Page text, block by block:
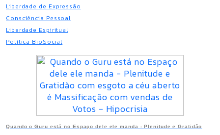
Liberdade de Expressão
Consciência Pessoal
Liberdade Espiritual
Política BioSocial
Quando o Guru está no Espaço dele ele manda - Plenitude e Gratidão